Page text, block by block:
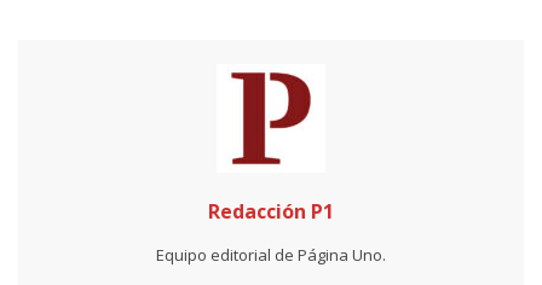
Redacción P1
Equipo editorial de Página Uno.